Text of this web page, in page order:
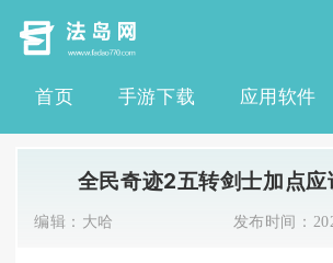
首页 手游下载 应用软件
全民奇迹2五转剑士加点应
编辑： 大哈 发布时间：